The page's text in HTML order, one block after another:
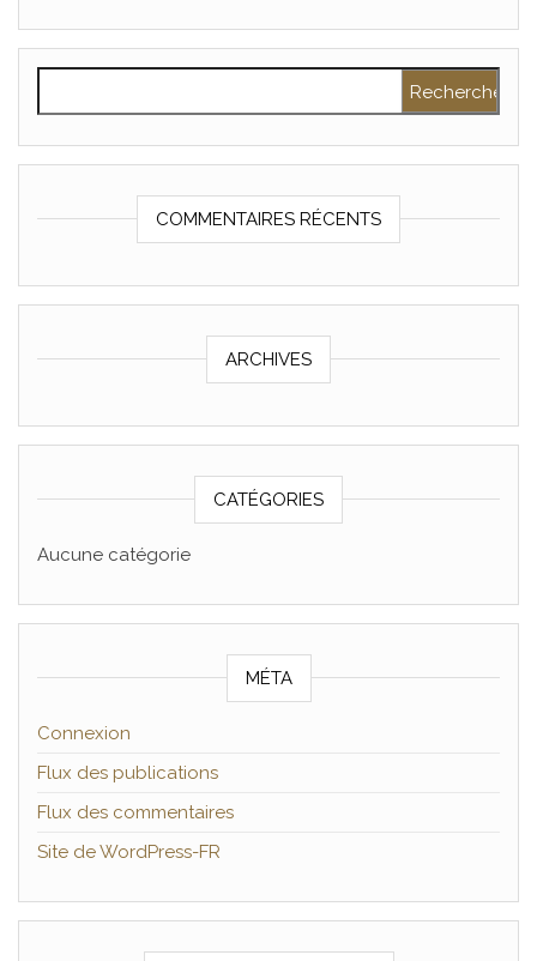
COMMENTAIRES RÉCENTS
ARCHIVES
CATÉGORIES
Aucune catégorie
MÉTA
Connexion
Flux des publications
Flux des commentaires
Site de WordPress-FR